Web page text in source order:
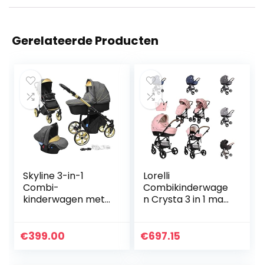
Gerelateerde Producten
Skyline 3-in-1
Combi-
kinderwagen met
sportbuggy-
€399.00
Lorelli
Combikinderwage
n Crysta 3 in 1 max.
sportstoel, kleur:
€697.15